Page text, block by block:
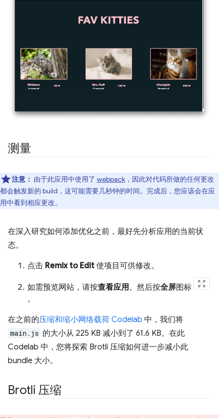
测量
注意： 由于此应用中使用了 webpack ，因此对代码所做的任何更改
都会触发新的 build，这可能需要几秒钟的时间。完成后，您应该会在应
用中看到相应更改。
在深入研究如何添加优化之前，最好先分析应用的当前状
态。
点击 Remix to Edit 使项目可供修改。
如需预览网站，请按查看应用。然后按全屏图标
。
在之前的压缩和缩小网络载荷 Codelab 中，我们将
main.js 的大小从 225 KB 减小到了 61.6 KB。在此
Codelab 中，您将探索 Brotli 压缩如何进一步减小此
bundle 大小。
Brotli 压缩